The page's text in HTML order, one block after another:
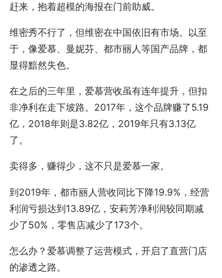
赶来，抱着超模的海报在门前助威。
维密秀不行了，但维密在中国依旧有市场。以至
于，像爱慕、曼妮芬、都市丽人等国产品牌，都
显得黯然失色。
在之后的三年里，爱慕营收虽有连年提升，但扣
非净利在走下坡路。2017年，这个品牌赚了5.19
亿，2018年则是3.82亿，2019年只有3.13亿
了。
卖得多，赚得少，这不只是爱慕一家。
到2019年，都市丽人营收同比下降19.9%，经营
利润亏损达到13.89亿，安莉芳净利润较同期减
少了50%，零售店减少了173个。
怎么办？爱慕调整了运营模式，开启了直营门店
的渗透之路。